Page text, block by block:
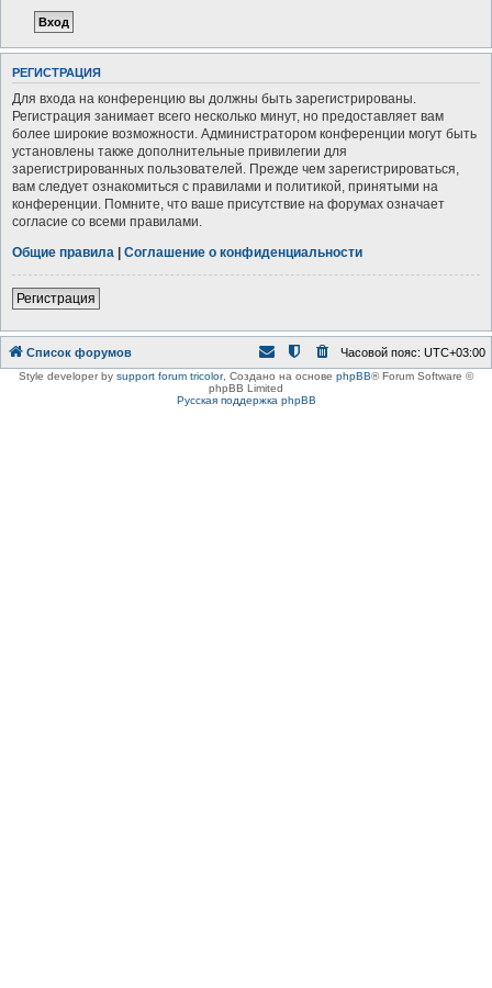
РЕГИСТРАЦИЯ
Для входа на конференцию вы должны быть зарегистрированы.
Регистрация занимает всего несколько минут, но предоставляет вам
более широкие возможности. Администратором конференции могут быть
установлены также дополнительные привилегии для
зарегистрированных пользователей. Прежде чем зарегистрироваться,
вам следует ознакомиться с правилами и политикой, принятыми на
конференции. Помните, что ваше присутствие на форумах означает
согласие со всеми правилами.
Общие правила | Соглашение о конфиденциальности
Регистрация
Список форумов Часовой пояс: UTC+03:00
Style developer by support forum tricolor, Создано на основе phpBB® Forum Software ©
phpBB Limited
Русская поддержка phpBB